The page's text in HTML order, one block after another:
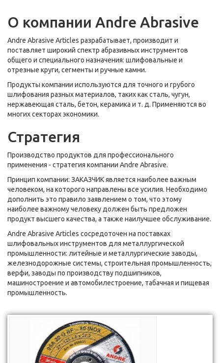
О компании Andre Abrasive
Andre Abrasive Articles разрабатывает, производит и
поставляет широкий спектр абразивных инструментов
общего и специального назначения: шлифовальные и
отрезные круги, сегменты и ручные камни.
Продукты компании используются для точного и грубого
шлифования разных материалов, таких как сталь, чугун,
нержавеющая сталь, бетон, керамика и т. д. Применяются во
многих секторах экономики.
Стратегия
Производство продуктов для профессионального
применения - стратегия компании Andre Abrasive.
Принцип компании: ЗАКАЗЧИК является наиболее важным
человеком, на которого направлены все усилия. Необходимо
дополнить это правило заявлением о том, что этому
наиболее важному человеку должен быть предложен
продукт высшего качества, а также наилучшее обслуживание.
Andre Abrasive Articles сосредоточен на поставках
шлифовальных инструментов для металлургической
промышленности: литейные и металлургические заводы,
железнодорожные системы, строительная промышленность,
верфи, заводы по производству подшипников,
машиностроение и автомобилестроение, табачная и пищевая
промышленность.